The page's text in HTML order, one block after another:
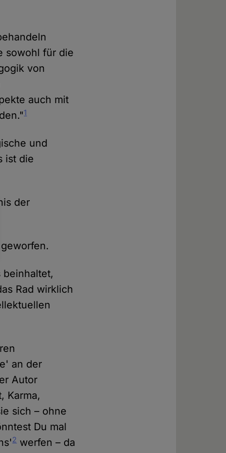
sowohl für die
von
auch mit
1
und
ist die
der
beinhaltet,
Rad wirklich
an der
Autor
Karma,
sich – ohne
Du mal
2werfen – da